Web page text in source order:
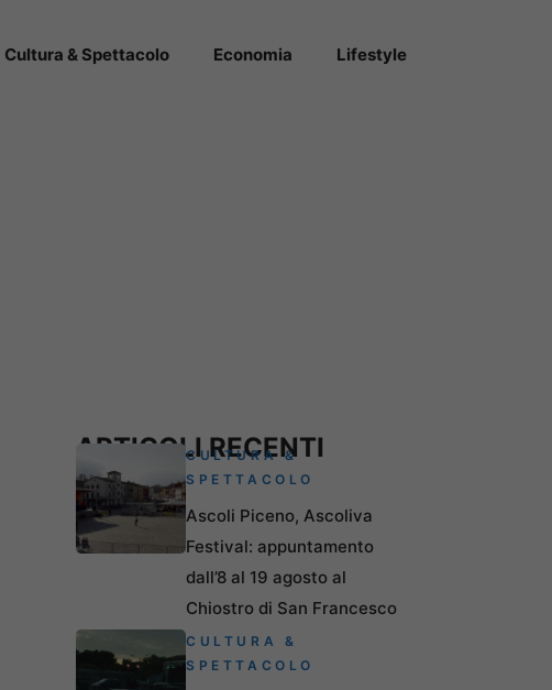
Cultura & Spettacolo Economia Lifestyle
ARTICOLI RECENTI
CULTURA &
SPETTACOLO
Ascoli Piceno, Ascoliva
Festival: appuntamento
dall’8 al 19 agosto al
Chiostro di San Francesco
CULTURA &
SPETTACOLO